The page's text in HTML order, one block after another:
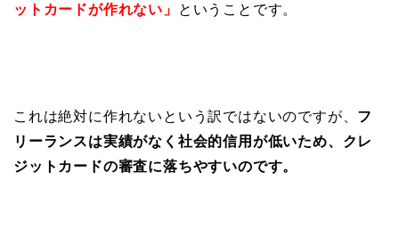
ットカードが作れない」
ということです。
これは絶対に作れないという訳ではないのですが、 フ
リーランスは実績がなく社会的信用が低いため、クレ
ジットカードの審査に落ちやすいのです。